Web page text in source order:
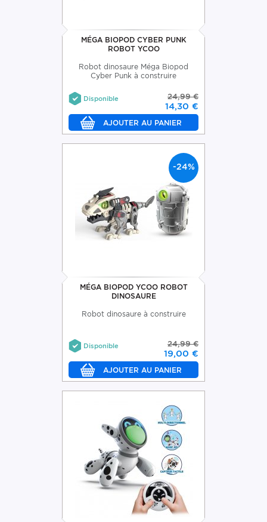
MÉGA BIOPOD CYBER PUNK
ROBOT YCOO
Robot dinosaure Méga Biopod
Cyber Punk à construire
24,99 €
14,30 €
Disponible
-24%
MÉGA BIOPOD YCOO ROBOT
DINOSAURE
Robot dinosaure à construire
24,99 €
19,00 €
Disponible